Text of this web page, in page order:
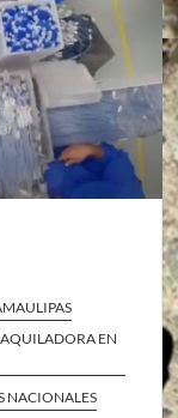
EN
NACIONALES